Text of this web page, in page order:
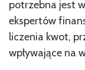
potrzebna jest
ekspertów
liczenia kwot,
wpływające na